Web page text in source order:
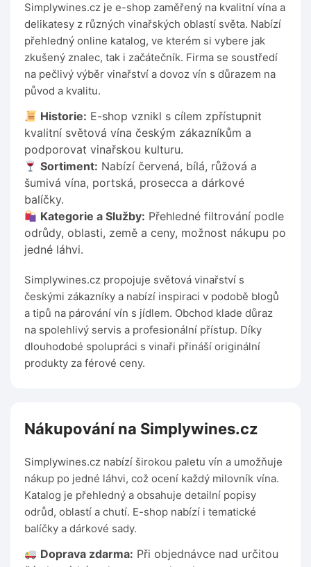
Simplywines.cz je e-shop zaměřený na kvalitní vína a
delikatesy z různých vinařských oblastí světa. Nabízí
přehledný online katalog, ve kterém si vybere jak
zkušený znalec, tak i začátečník. Firma se soustředí
na pečlivý výběr vinařství a dovoz vín s důrazem na
původ a kvalitu.
Historie: E-shop vznikl s cílem zpřístupnit
kvalitní světová vína českým zákazníkům a
podporovat vinařskou kulturu.
Sortiment: Nabízí červená, bílá, růžová a
šumivá vína, portská, prosecca a dárkové
balíčky.
Kategorie a Služby: Přehledné filtrování podle
odrůdy, oblasti, země a ceny, možnost nákupu po
jedné láhvi.
Simplywines.cz propojuje světová vinařství s
českými zákazníky a nabízí inspiraci v podobě blogů
a tipů na párování vín s jídlem. Obchod klade důraz
na spolehlivý servis a profesionální přístup. Díky
dlouhodobé spolupráci s vinaři přináší originální
produkty za férové ceny.
Nákupování na Simplywines.cz
Simplywines.cz nabízí širokou paletu vín a umožňuje
nákup po jedné láhvi, což ocení každý milovník vína.
Katalog je přehledný a obsahuje detailní popisy
odrůd, oblastí a chutí. E-shop nabízí i tematické
balíčky a dárkové sady.
Doprava zdarma: Při objednávce nad určitou